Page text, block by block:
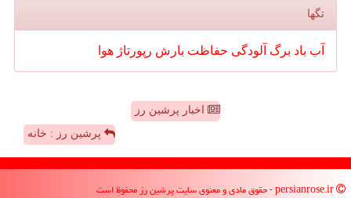
تگها
آب باد برگ آلودگی حفاظت بارش رپورتاژ هوا
اخبار پرشین رز
پرشین رز : خانه